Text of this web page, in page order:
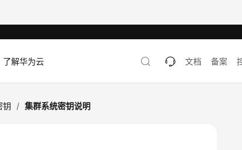
了解华为云 文档 备案
钥 / 集群系统密钥说明